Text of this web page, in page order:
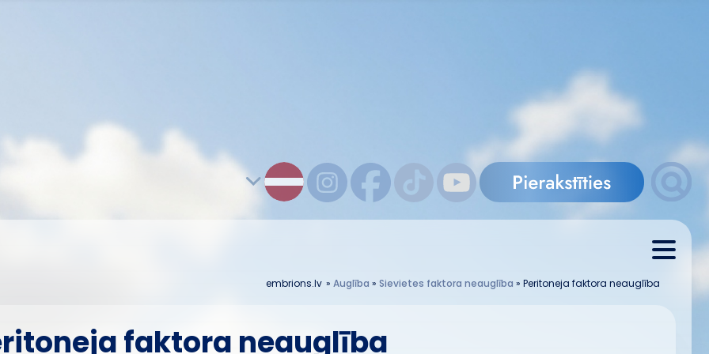
embrions.lv » Auglība » Sievietes faktora neauglība » Peritoneja faktora neauglība
faktora neauglība